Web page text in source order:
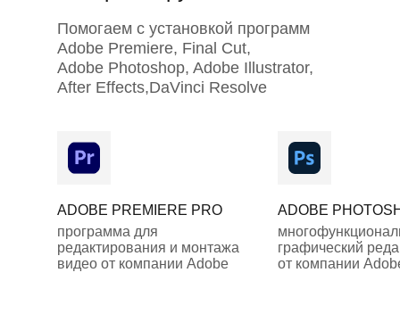
Помогаем с установкой программ
Adobe Premiere, Final Cut,
Adobe Photoshop, Adobe Illustrator,
After Effects,DaVinci Resolve
ADOBE
графический
от компании
ADOBE PREMIERE PRO
программа для
редактирования и монтажа
видео от компании Adobe